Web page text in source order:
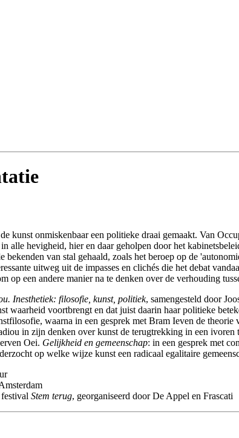
kunst onmiskenbaar een politieke draai gemaakt. Van
alle hevigheid, hier en daar geholpen door het
van stal gehaald, zoals het beroep op de
uitweg uit de impasses en clichés die het debat
op een andere manier na te denken over de verhouding
Inesthetiek: filosofie, kunst, politiek, samengesteld door
waarheid voortbrengt en dat juist daarin haar politieke
waarna in een gesprek met Bram Ieven de
in zijn denken over kunst de terugtrekking in een
Oei. Gelijkheid en gemeenschap: in een gesprek met
op welke wijze kunst een radicaal egalitaire
Stem terug, georganiseerd door De Appel en Frascati